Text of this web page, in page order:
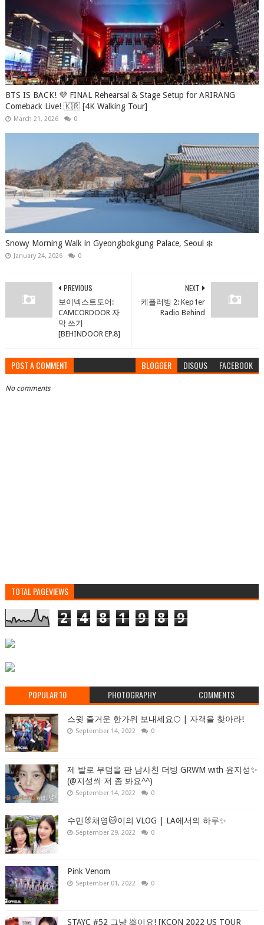
BTS IS BACK! 💜 FINAL Rehearsal & Stage Setup for ARIRANG
Comeback Live! 🇰🇷 [4K Walking Tour]
March 21, 2026 0
Snowy Morning Walk in Gyeongbokgung Palace, Seoul ❄️
January 24, 2026 0
NEXT
케플러빙 2: Kep1er
Radio Behind
PREVIOUS
보이넥스트도어:
CAMCORDOOR 자
막 쓰기
[BEHINDOOR EP.8]
POST A COMMENT BLOGGER DISQUS FACEBOOK
No comments
TOTAL PAGEVIEWS
2 4 8 1 9 8 9
POPULAR 10 PHOTOGRAPHY COMMENTS
스윗 즐거운 한가위 보내세요🌕 | 자객을 찾아라!
September 14, 2022 0
제 발로 무덤을 판 남사친 더빙 GRWM with 윤지성✨
(@지성씌 저 좀 봐요^^)
September 14, 2022 0
수민🐰채영🐱이의 VLOG | LA에서의 하루✨
September 29, 2022 0
Pink Venom
September 01, 2022 0
STAYC #52 그냥 💩이요! [KCON 2022 US TOUR